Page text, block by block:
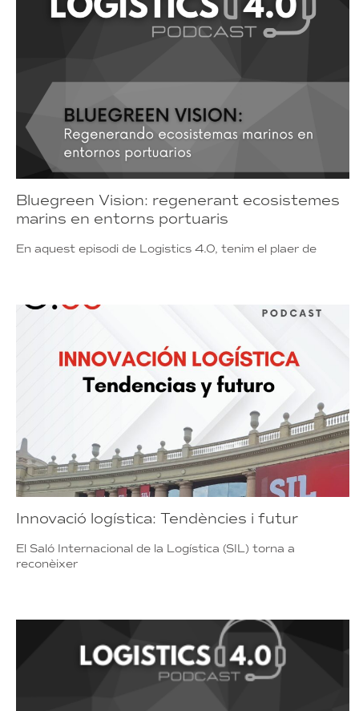
Bluegreen Vision: regenerant ecosistemes
marins en entorns portuaris
En aquest episodi de Logistics 4.0, tenim el plaer de
Innovació logística: Tendències i futur
El Saló Internacional de la Logística (SIL) torna a
reconèixer